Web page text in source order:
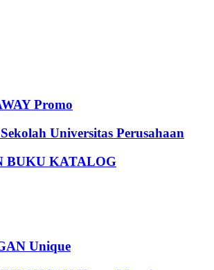
Promo
Universitas Perusahaan
BUKU KATALOG
Unique